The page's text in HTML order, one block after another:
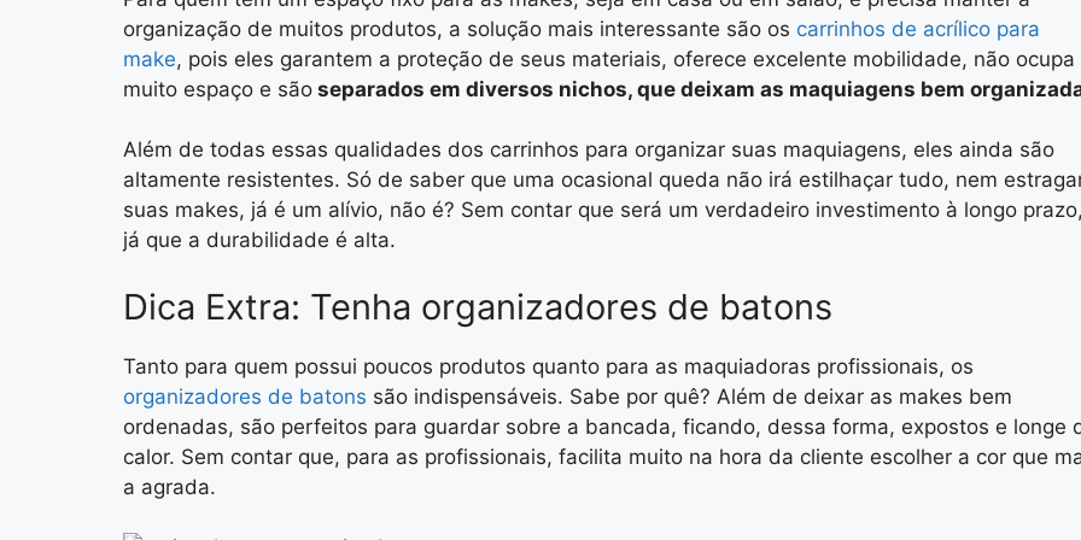
organização de muitos produtos, a solução mais interessante são os carrinhos de acrílico para
make, pois eles garantem a proteção de seus materiais, oferece excelente mobilidade, não ocupa
muito espaço e são separados em diversos nichos, que deixam as maquiagens bem
Além de todas essas qualidades dos carrinhos para organizar suas maquiagens, eles ainda são
altamente resistentes. Só de saber que uma ocasional queda não irá estilhaçar tudo, nem
suas makes, já é um alívio, não é? Sem contar que será um verdadeiro investimento à longo prazo,
já que a durabilidade é alta.
Dica Extra: Tenha organizadores de batons
Tanto para quem possui poucos produtos quanto para as maquiadoras profissionais, os
organizadores de batons são indispensáveis. Sabe por quê? Além de deixar as makes bem
ordenadas, são perfeitos para guardar sobre a bancada, ficando, dessa forma, expostos e longe
calor. Sem contar que, para as profissionais, facilita muito na hora da cliente escolher a cor que
a agrada.